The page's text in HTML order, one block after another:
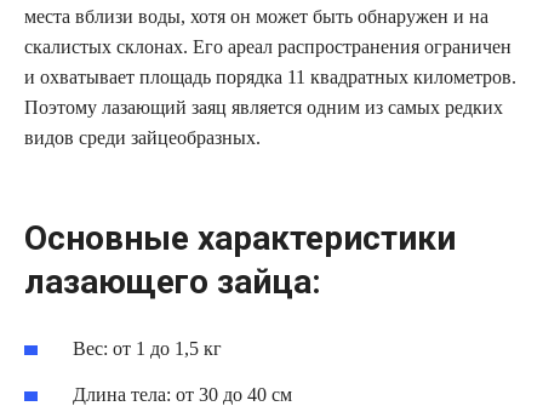
места вблизи воды, хотя он может быть обнаружен и на
скалистых склонах. Его ареал распространения ограничен
и охватывает площадь порядка 11 квадратных километров.
Поэтому лазающий заяц является одним из самых редких
видов среди зайцеобразных.
Основные характеристики
лазающего зайца:
Вес: от 1 до 1,5 кг
Длина тела: от 30 до 40 см